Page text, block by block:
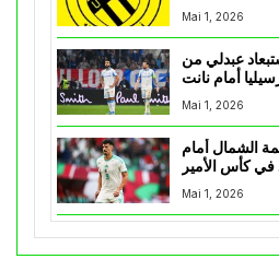
Mai 1, 2026
عبدلي من
أمام نانت
Mai 1, 2026
الشمال أمام
في كأس الأمير
Mai 1, 2026